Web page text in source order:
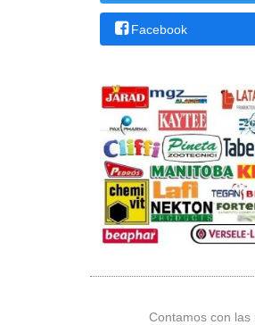
Facebook
Contamos con